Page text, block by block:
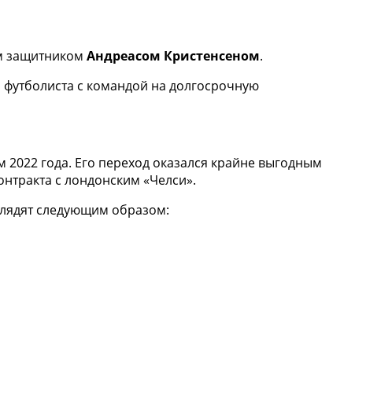
защитником Андреасом Кристенсеном.
с командой на долгосрочную
года. Его переход оказался крайне выгодным
с лондонским «Челси».
следующим образом: